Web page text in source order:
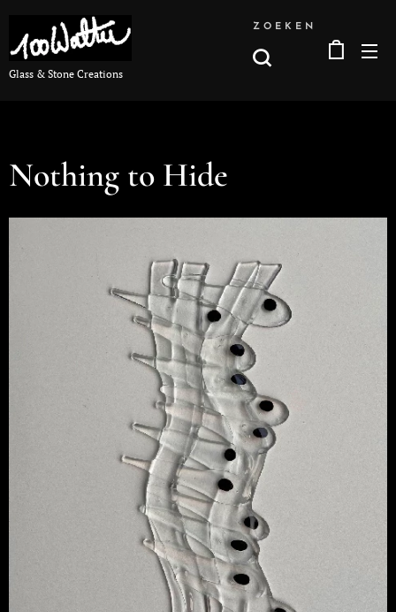
Glass & Stone Creations
ZOEKEN
Nothing to Hide